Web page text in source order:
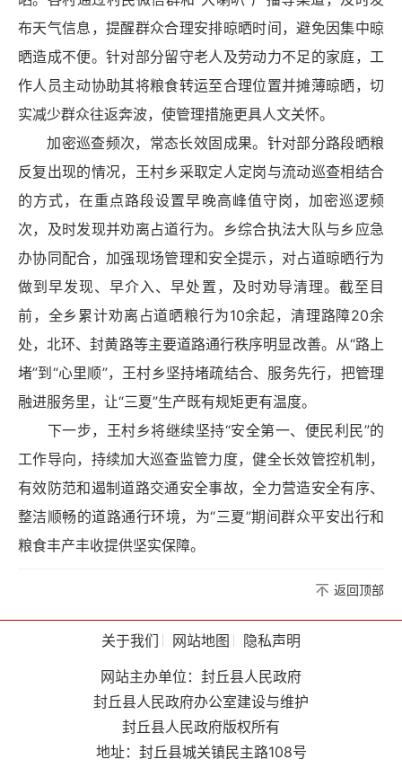
布天气信息，提醒群众合理安排晾晒时间，避免因集中晾
晒造成不便。针对部分留守老人及劳动力不足的家庭，工
作人员主动协助其将粮食转运至合理位置并摊薄晾晒，切
实减少群众往返奔波，使管理措施更具人文关怀。
加密巡查频次，常态长效固成果。针对部分路段晒粮
反复出现的情况，王村乡采取定人定岗与流动巡查相结合
的方式，在重点路段设置早晚高峰值守岗，加密巡逻频
次，及时发现并劝离占道行为。乡综合执法大队与乡应急
办协同配合，加强现场管理和安全提示，对占道晾晒行为
做到早发现、早介入、早处置，及时劝导清理。截至目
前，全乡累计劝离占道晒粮行为10余起，清理路障20余
处，北环、封黄路等主要道路通行秩序明显改善。从“路上
堵”到“心里顺”，王村乡坚持堵疏结合、服务先行，把管理
融进服务里，让“三夏”生产既有规矩更有温度。
下一步，王村乡将继续坚持“安全第一、便民利民”的
工作导向，持续加大巡查监管力度，健全长效管控机制，
有效防范和遏制道路交通安全事故，全力营造安全有序、
整洁顺畅的道路通行环境，为“三夏”期间群众平安出行和
粮食丰产丰收提供坚实保障。
返回顶部
关于我们 网站地图
隐私声明
网站主办单位：封丘县人民政府
封丘县人民政府办公室建设与维护
封丘县人民政府版权所有
地址：封丘县城关镇民主路108号